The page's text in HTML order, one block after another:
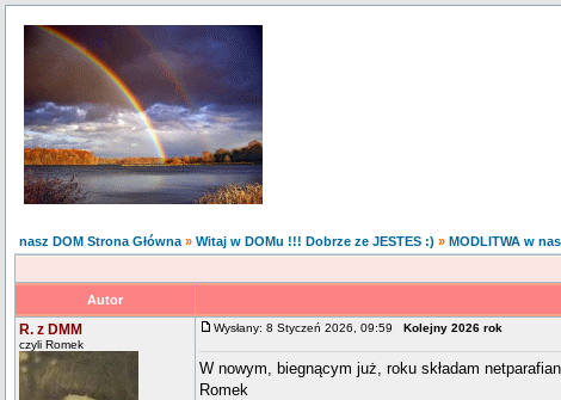
nasz DOM Strona Główna » Witaj w DOMu !!! Dobrze ze JESTES :) » MODLITWA w
Autor
R. z DMM
czyli Romek
Wysłany: 8 Styczeń 2026, 09:59 Kolejny 2026 rok
W nowym, biegnącym już, roku składam
Romek